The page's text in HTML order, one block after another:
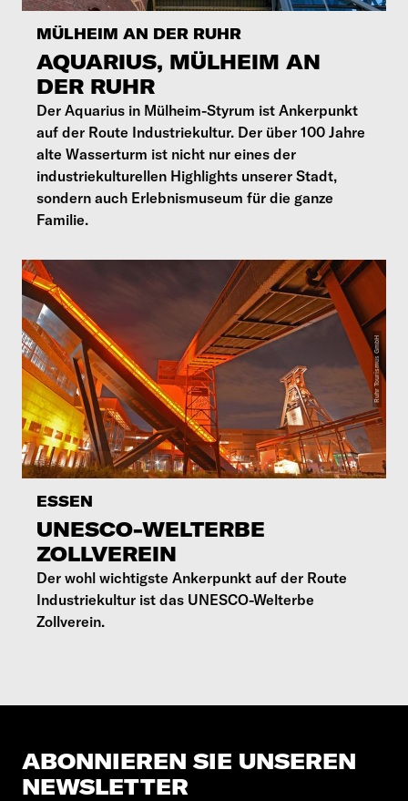
MÜLHEIM AN DER RUHR
AQUARIUS, MÜLHEIM AN
DER RUHR
Der Aquarius in Mülheim-Styrum ist Ankerpunkt
auf der Route Industriekultur. Der über 100 Jahre
alte Wasserturm ist nicht nur eines der
industriekulturellen Highlights unserer Stadt,
sondern auch Erlebnismuseum für die ganze
Familie.
ESSEN
UNESCO-WELTERBE
ZOLLVEREIN
Der wohl wichtigste Ankerpunkt auf der Route
Industriekultur ist das UNESCO-Welterbe
Zollverein.
ABONNIEREN SIE UNSEREN
NEWSLETTER